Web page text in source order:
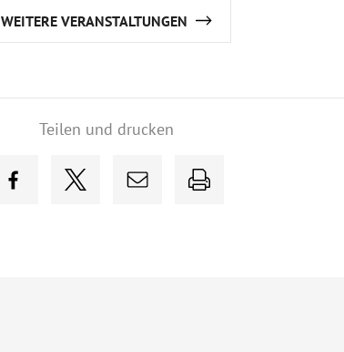
WEITERE VERANSTALTUNGEN
Teilen und drucken